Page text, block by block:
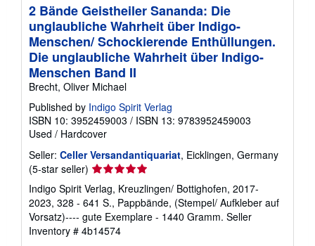
2 Bände Geistheiler Sananda: Die
unglaubliche Wahrheit über Indigo-
Menschen/ Schockierende Enthüllungen.
Die unglaubliche Wahrheit über Indigo-
Menschen Band II
Brecht, Oliver Michael
Published by Indigo Spirit Verlag
ISBN 10: 3952459003 / ISBN 13: 9783952459003
Used / Hardcover
Seller: Celler Versandantiquariat, Eicklingen, Germany
(5-star seller) Seller
rating
5
out
of
5
Indigo Spirit Verlag, Kreuzlingen/ Bottighofen, 2017-
2023, 328 - 641 S., Pappbände, (Stempel/ Aufkleber auf
Vorsatz)---- gute Exemplare - 1440 Gramm. Seller
Inventory # 4b14574